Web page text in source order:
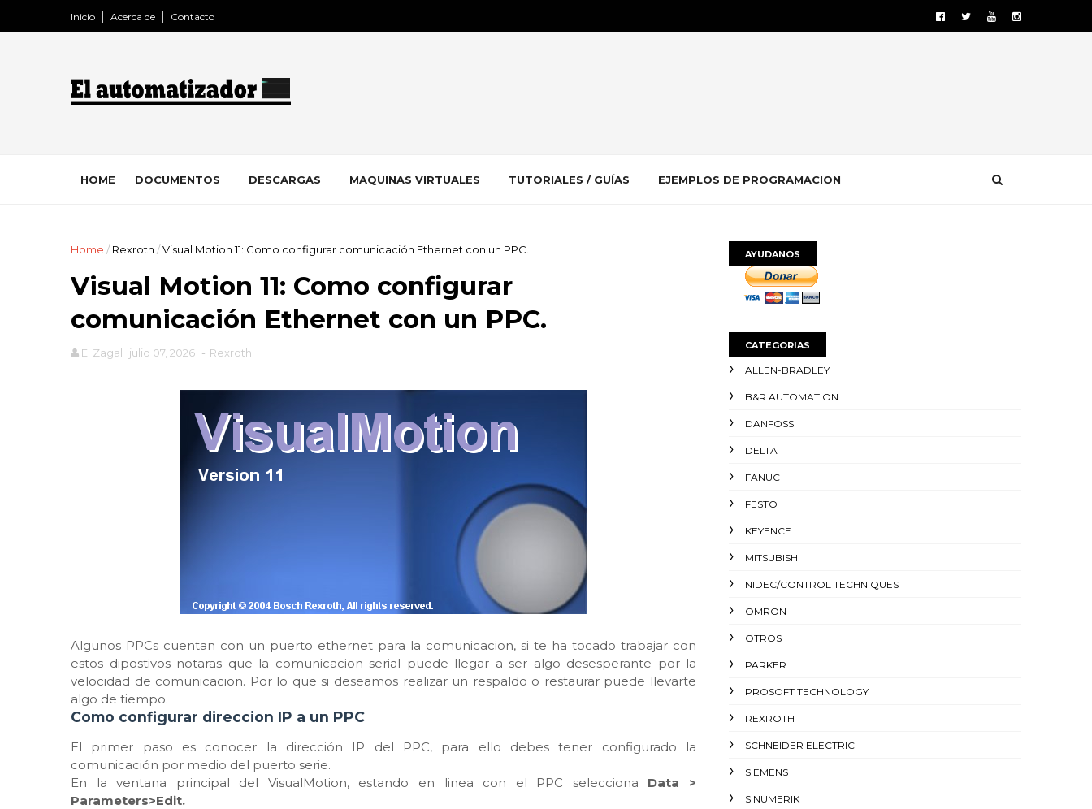
Inicio Acerca de Contacto
HOME DOCUMENTOS DESCARGAS MAQUINAS VIRTUALES TUTORIALES / GUÍAS EJEMPLOS DE PROGRAMACION
Home / Rexroth /Visual Motion 11: Como configurar comunicación Ethernet con un PPC.
Visual Motion 11: Como configurar
comunicación Ethernet con un PPC.
E. Zagal julio 07, 2026 - Rexroth
Algunos PPCs cuentan con un puerto ethernet para la comunicacion, si te ha tocado trabajar con
estos dipostivos notaras que la comunicacion serial puede llegar a ser algo desesperante por la
velocidad de comunicacion. Por lo que si deseamos realizar un respaldo o restaurar puede llevarte
algo de tiempo.
Como configurar direccion IP a un PPC
El primer paso es conocer la dirección IP del PPC, para ello debes tener configurado la
comunicación por medio del puerto serie.
En la ventana principal del VisualMotion, estando en linea con el PPC selecciona Data >
Parameters>Edit.
AYUDANOS
CATEGORIAS
ALLEN-BRADLEY
B&R AUTOMATION
DANFOSS
DELTA
FANUC
FESTO
KEYENCE
MITSUBISHI
NIDEC/CONTROL TECHNIQUES
OMRON
OTROS
PARKER
PROSOFT TECHNOLOGY
REXROTH
SCHNEIDER ELECTRIC
SIEMENS
SINUMERIK